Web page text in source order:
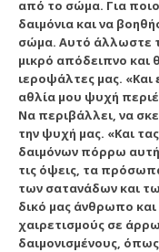
από το σώμα. Για ποιο
δαιμόνια και να
σώμα. Αυτό άλλωστε
μικρό απόδειπνο και
ιεροψάλτες μας.
αθλία μου ψυχή
Να περιβάλλει, να
την ψυχή μας. «Και
δαιμόνων πόρρω
τις όψεις, τα
των σατανάδων και
δικό μας άνθρωπο και
χαιρετισμούς σε
δαιμονισμένους,